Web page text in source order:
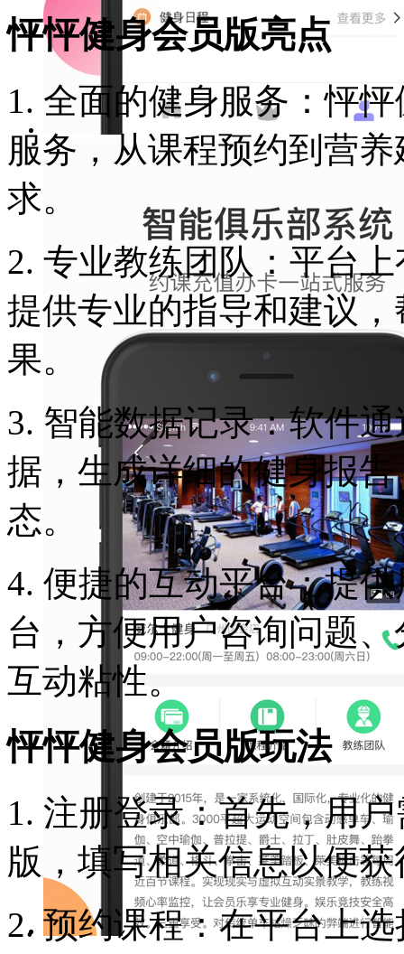
怦怦健身会员版亮点
1. 全面的健身服务：怦
服务，从课程预约到营
求。
2. 专业教练团队：平台
提供专业的指导和建议
果。
3. 智能数据记录：软件
据，生成详细的健身报
态。
4. 便捷的互动平台：提
台，方便用户咨询问题
互动粘性。
怦怦健身会员版玩法
1. 注册登录：首先，用
版，填写相关信息以便
2. 预约课程：在平台上